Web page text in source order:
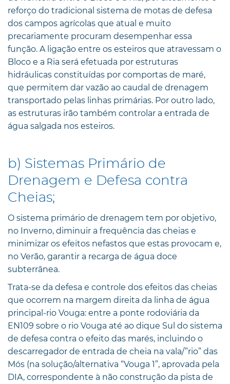
reforço do tradicional sistema de motas de defesa
dos campos agrícolas que atual e muito
precariamente procuram desempenhar essa
função. A ligação entre os esteiros que atravessam o
Bloco e a Ria será efetuada por estruturas
hidráulicas constituídas por comportas de maré,
que permitem dar vazão ao caudal de drenagem
transportado pelas linhas primárias. Por outro lado,
as estruturas irão também controlar a entrada de
água salgada nos esteiros.
b) Sistemas Primário de
Drenagem e Defesa contra
Cheias;
O sistema primário de drenagem tem por objetivo,
no Inverno, diminuir a frequência das cheias e
minimizar os efeitos nefastos que estas provocam e,
no Verão, garantir a recarga de água doce
subterrânea.
Trata-se da defesa e controle dos efeitos das cheias
que ocorrem na margem direita da linha de água
principal-rio Vouga: entre a ponte rodoviária da
EN109 sobre o rio Vouga até ao dique Sul do sistema
de defesa contra o efeito das marés, incluindo o
descarregador de entrada de cheia na vala/”rio” das
Mós (na solução/alternativa “Vouga 1”, aprovada pela
DIA, correspondente à não construção da pista de